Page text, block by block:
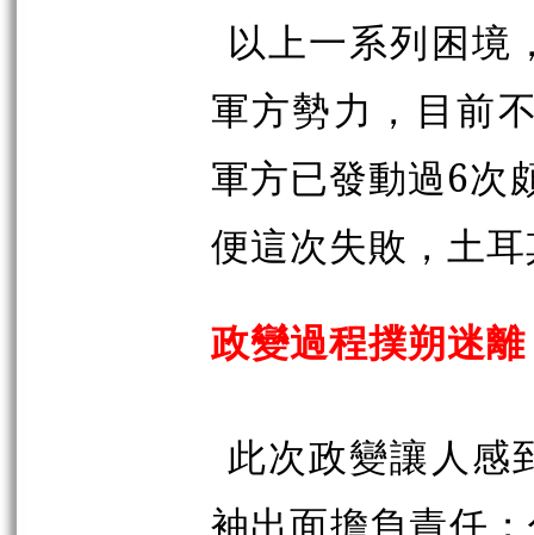
以上一系列困境
軍方勢力，目前
軍方已發動過6次
便這次失敗，土
政變過程撲朔迷
此次政變讓人感
袖出面擔負責任